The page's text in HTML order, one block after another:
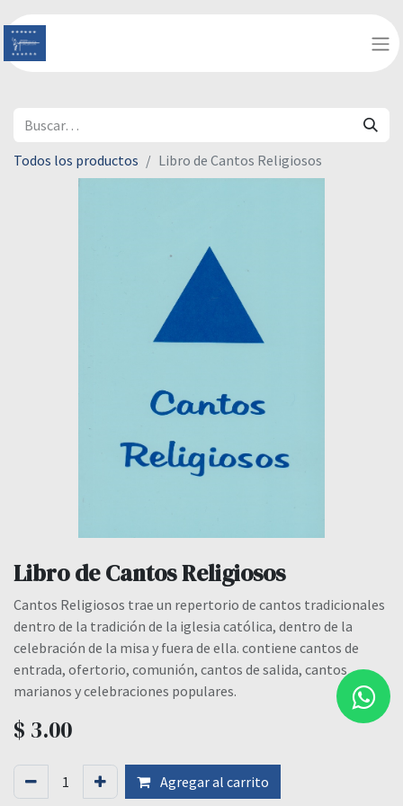
Todos los productos Libro de Cantos Religiosos
Libro de Cantos Religiosos
Cantos Religiosos trae un repertorio de cantos tradicionales
dentro de la tradición de la iglesia católica, dentro de la
celebración de la misa y fuera de ella. contiene cantos de
entrada, ofertorio, comunión, cantos de salida, cantos
marianos y celebraciones populares.
$ 3.00
Agregar al carrito